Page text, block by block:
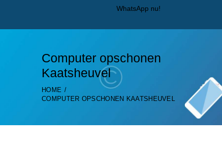
WhatsApp nu!
Computer opschonen
Kaatsheuvel
HOME
COMPUTER OPSCHONEN KAATSHEUVEL